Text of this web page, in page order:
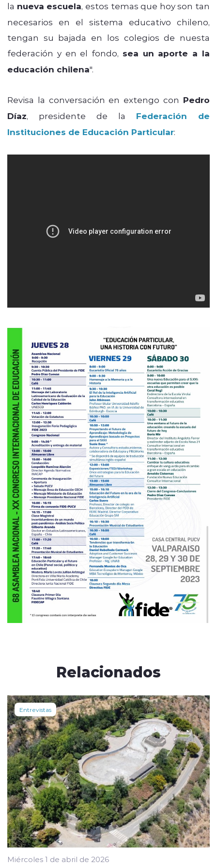
la nueva escuela, estos temas que hoy son tan
necesarios en el sistema educativo chileno,
tengan su bajada en los colegios de nuesta
federación y en el fondo, sea un aporte a la
educación chilena".
Revisa la conversación en extengo con Pedro
Díaz, presidente de la Federación de
Instituciones de Educación Particular:
Relacionados
Entrevistas
Miércoles 1 de abril de 2026